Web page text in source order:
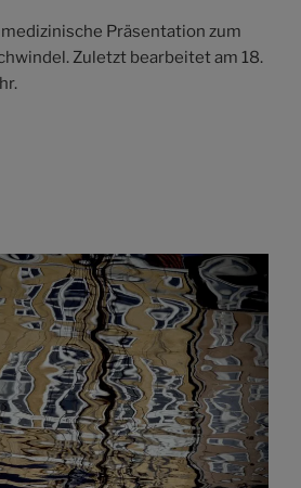
Präsentation zum
Zuletzt bearbeitet am 18.